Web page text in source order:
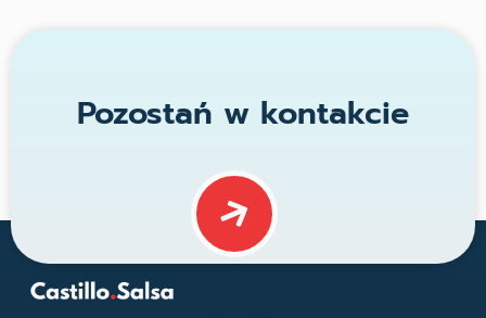
Pozostań w kontakcie